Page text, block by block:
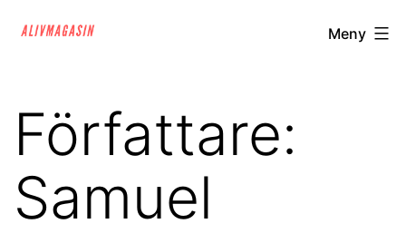
alivmagasin.se Meny
Författare:
Samuel